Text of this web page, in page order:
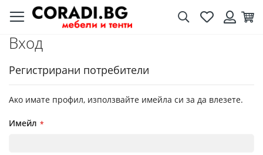
ТърсенеЛюбими
Вход
Регистрирани потребители
Ако имате профил, използвайте имейла си за да влезете.
Имейл